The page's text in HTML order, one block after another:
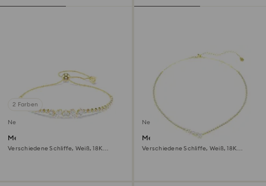
2 Farben
Neu
Mesmera Armband
Verschiedene Schliffe, Weiß, 18K
Neu
Mesmera Halskette
Verschiedene Schliffe, Weiß, 18K